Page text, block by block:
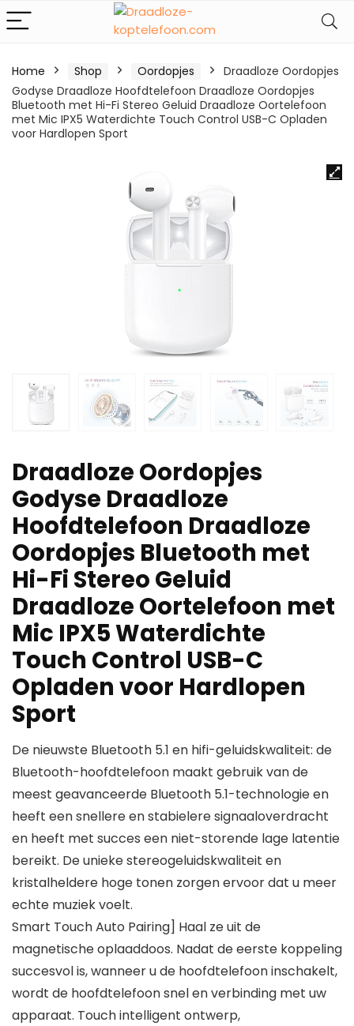
Home Shop Oordopjes
Draadloze Oordopjes
Godyse Draadloze Hoofdtelefoon Draadloze Oordopjes
Bluetooth met Hi-Fi Stereo Geluid Draadloze Oortelefoon
met Mic IPX5 Waterdichte Touch Control USB-C Opladen
voor Hardlopen Sport
Draadloze Oordopjes
Godyse Draadloze
Hoofdtelefoon Draadloze
Oordopjes Bluetooth met
Hi-Fi Stereo Geluid
Draadloze Oortelefoon met
Mic IPX5 Waterdichte
Touch Control USB-C
Opladen voor Hardlopen
Sport
De nieuwste Bluetooth 5.1 en hifi-geluidskwaliteit: de
Bluetooth-hoofdtelefoon maakt gebruik van de
meest geavanceerde Bluetooth 5.1-technologie en
heeft een snellere en stabielere signaaloverdracht
en heeft met succes een niet-storende lage latentie
bereikt. De unieke stereogeluidskwaliteit en
kristalheldere hoge tonen zorgen ervoor dat u meer
echte muziek voelt.
Smart Touch Auto Pairing] Haal ze uit de
magnetische oplaaddoos. Nadat de eerste koppeling
succesvol is, wanneer u de hoofdtelefoon inschakelt,
wordt de hoofdtelefoon snel en verbinding met uw
apparaat. Touch intelligent ontwerp,